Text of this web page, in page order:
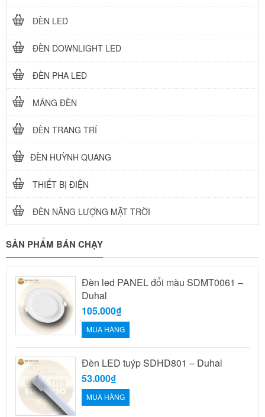
ĐÈN LED
ĐÈN DOWNLIGHT LED
ĐÈN PHA LED
MÁNG ĐÈN
ĐÈN TRANG TRÍ
ĐÈN HUỲNH QUANG
THIẾT BỊ ĐIỆN
ĐÈN NĂNG LƯỢNG MẶT TRỜI
SẢN PHẨM BÁN CHẠY
Đèn led PANEL đổi màu SDMT0061 –
Duhal
105.000₫
MUA HÀNG
Đèn LED tuýp SDHD801 – Duhal
53.000₫
MUA HÀNG